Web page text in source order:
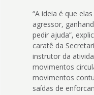
“A ideia é que
agressor,
pedir ajuda”,
caratê da
instrutor da
movimentos
movimentos
saídas de